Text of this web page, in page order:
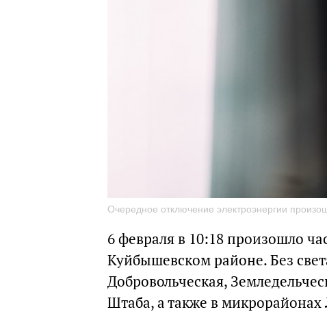
Очередное отключение электроэнергии
6 февраля в 10:18 произошло
Куйбышевском районе. Без
Добровольческая,
Штаба, а также в